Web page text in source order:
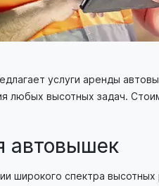
услуги аренды
любых высотных задач.
автовышек
широкого спектра высотных